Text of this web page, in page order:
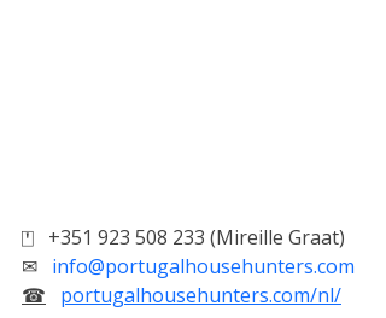
⍞   +351 923 508 233 (Mireille Graat)
✉ info@portugalhousehunters.com
☎
portugalhousehunters.com/nl/